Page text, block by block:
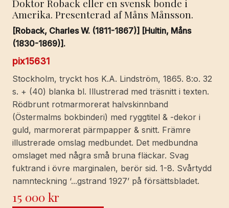
Doktor Roback eller en svensk bonde i
Amerika. Presenterad af Måns Månsson.
[Roback, Charles W. (1811-1867)] [Hultin, Måns
(1830-1869)].
pix15631
Stockholm, tryckt hos K.A. Lindström, 1865. 8:o. 32
s. + (40) blanka bl. Illustrerad med träsnitt i texten.
Rödbrunt rotmarmorerat halvskinnband
(Östermalms bokbinderi) med ryggtitel & -dekor i
guld, marmorerat pärmpapper & snitt. Främre
illustrerade omslag medbundet. Det medbundna
omslaget med några små bruna fläckar. Svag
fuktrand i övre marginalen, berör sid. 1-8. Svårtydd
namnteckning ‘...gstrand 1927’ på försättsbladet.
15 000kr